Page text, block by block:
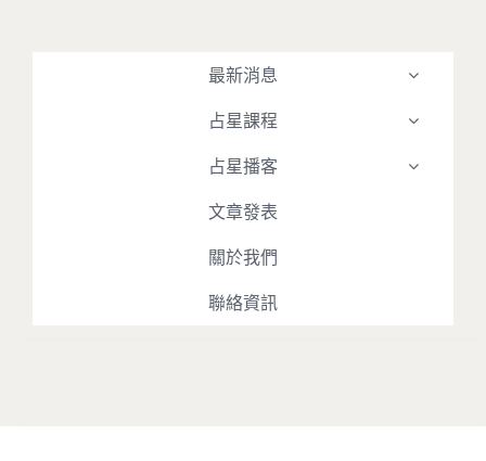
最新消息
占星課程
占星播客
文章發表
關於我們
聯絡資訊